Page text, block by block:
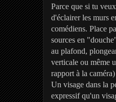
Parce que si tu
d'éclairer les murs
comédiens. Place
sources en
au plafond,
verticale ou même
rapport à la
Un visage dans la
expressif qu'un